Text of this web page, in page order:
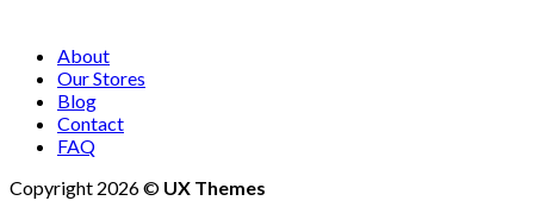
About
Our Stores
Blog
Contact
FAQ
Copyright 2026 © UX Themes